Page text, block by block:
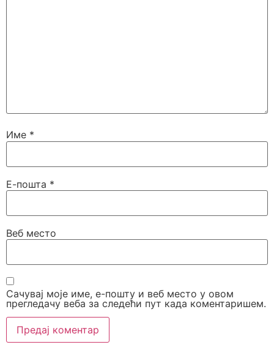
Име *
Е-пошта *
Веб место
Сачувај моје име, е-пошту и веб место у овом
прегледачу веба за следећи пут када коментаришем.